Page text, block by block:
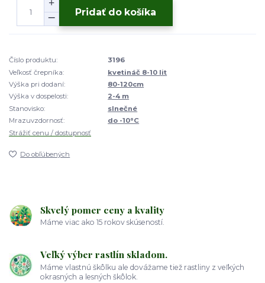
Pridať do košíka
Číslo produktu:
3196
Veľkosť črepníka:
kvetináč 8-10 lit
Výška pri dodaní:
80-120cm
Výška v dospelosti:
2-4 m
Stanovisko:
slnečné
Mrazuvzdornosť:
do -10°C
Strážiť cenu / dostupnosť
Do obľúbených
Skvelý pomer ceny a kvality
Máme viac ako 15 rokov skúseností.
Veľký výber rastlín skladom.
Máme vlastnú škôlku ale dovážame tiež rastliny z veľkých
okrasných a lesných škôlok.